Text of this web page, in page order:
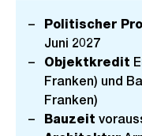
Politischer
Juni 2027
Objektkredit
Franken) und
Franken)
Bauzeit